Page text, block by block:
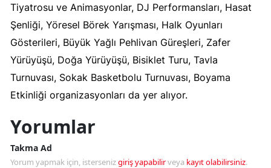
Tiyatrosu ve Animasyonlar, DJ Performansları, Hasat
Şenliği, Yöresel Börek Yarışması, Halk Oyunları
Gösterileri, Büyük Yağlı Pehlivan Güreşleri, Zafer
Yürüyüşü, Doğa Yürüyüşü, Bisiklet Turu, Tavla
Turnuvası, Sokak Basketbolu Turnuvası, Boyama
Etkinliği organizasyonları da yer alıyor.
Yorumlar
Takma Ad
Yorum yapmak için, istersenizgiriş yapabilirveya kayıt olabilirsiniz.